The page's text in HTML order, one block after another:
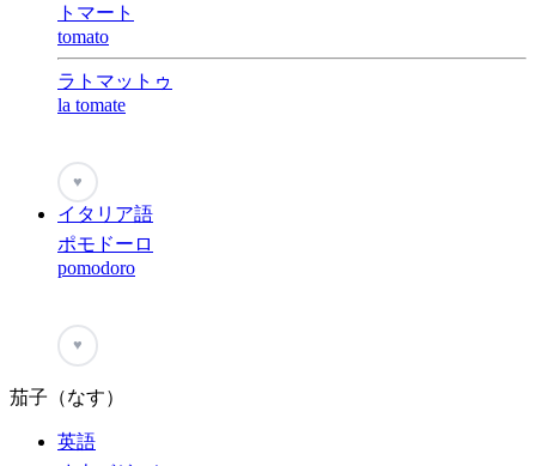
トマート
tomato
ラトマットゥ
la tomate
♥
イタリア語
ポモドーロ
pomodoro
♥
茄子（なす）
英語